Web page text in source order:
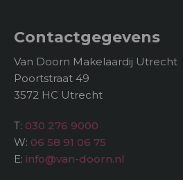
Contactgegevens
Van Doorn Makelaardij Utrecht
Poortstraat 49
3572 HC Utrecht
T: 030 276 9000
W: 06 58 91 06 75
E: info@van-doorn.nl